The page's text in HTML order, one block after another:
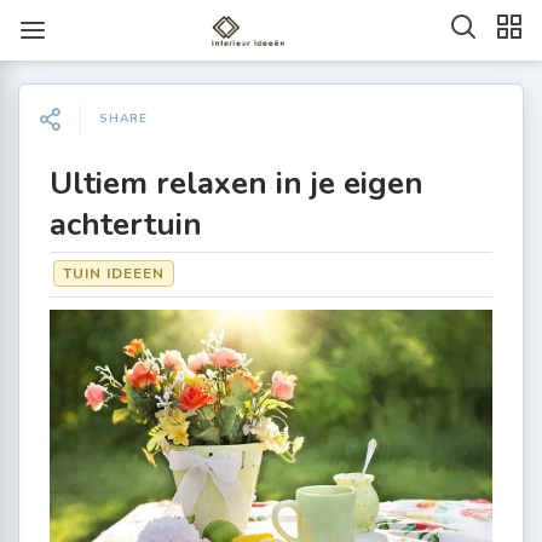
SHARE
Ultiem relaxen in je eigen
achtertuin
TUIN IDEEEN